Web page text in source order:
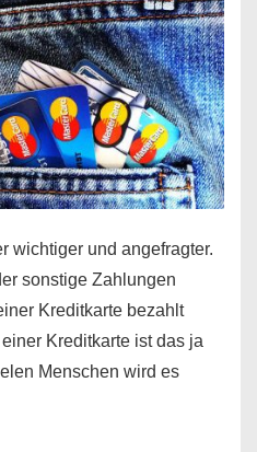
wichtiger und angefragter.
sonstige Zahlungen
Kreditkarte bezahlt
Kreditkarte ist das ja
Menschen wird es